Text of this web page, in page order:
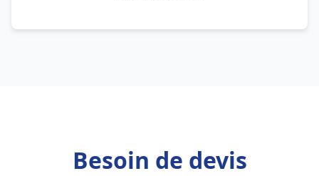
Besoin de devis